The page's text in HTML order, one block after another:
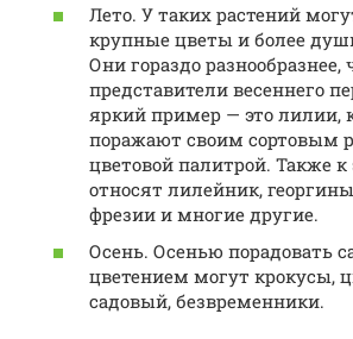
Лето. У таких растений
крупные цветы и более
Они гораздо разнообразнее,
представители весеннего
яркий пример — это лилии,
поражают своим сортовым
цветовой палитрой. Также к
относят лилейник,
фрезии и многие другие.
Осень. Осенью порадовать
цветением могут крокусы,
садовый, безвременники.